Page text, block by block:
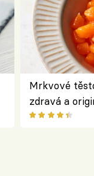
Mrkvové
zdravá a
klasiky